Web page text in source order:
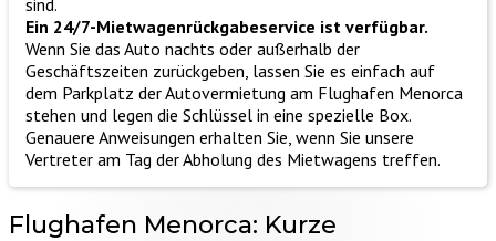
Ein 24/7-Mietwagenrückgabeservice ist verfügbar.
Wenn Sie das Auto nachts oder außerhalb der
Geschäftszeiten zurückgeben, lassen Sie es einfach auf
dem Parkplatz der Autovermietung am Flughafen Menorca
stehen und legen die Schlüssel in eine spezielle Box.
Genauere Anweisungen erhalten Sie, wenn Sie unsere
Vertreter am Tag der Abholung des Mietwagens treffen.
Flughafen Menorca: Kurze